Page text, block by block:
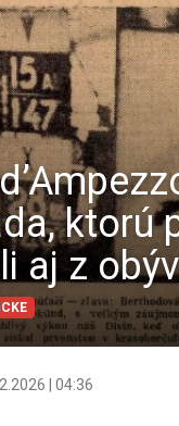
ktorú
aj z
| 04:36